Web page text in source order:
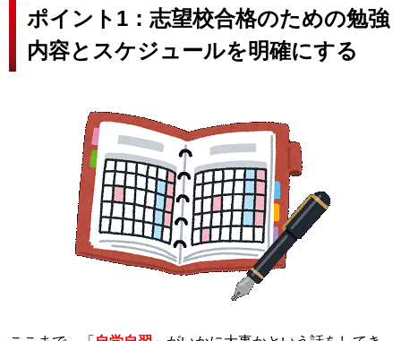
ポイント1：志望校合格のための勉強
内容とスケジュールを明確にする